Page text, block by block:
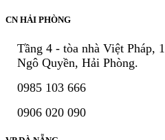
CN HẢI PHÒNG
Tầng 4 - tòa nhà Việt Pháp,
Ngô Quyền, Hải Phòng.
0985 103 666
0906 020 090